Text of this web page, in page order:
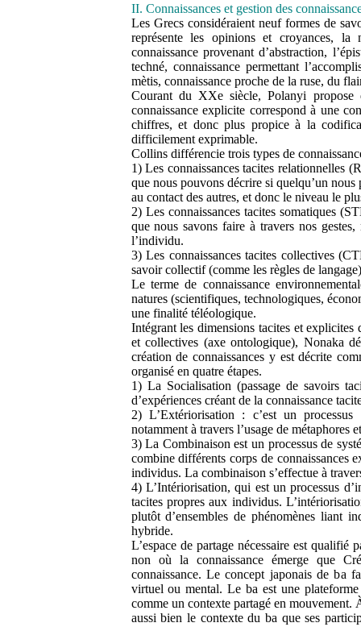
II. Connaissances et gestion des
Les Grecs considéraient neuf formes de
représente les opinions et croyances,
connaissance provenant d’abstraction,
techné, connaissance permettant
mètis, connaissance proche de la ruse, du
Courant du XXe siècle, Polanyi propose
connaissance explicite correspond à une
chiffres, et donc plus propice à la
difficilement exprimable.
Collins différencie trois types de
1) Les connaissances tacites relationnelles
que nous pouvons décrire si quelqu’un
au contact des autres, et donc le niveau le
2) Les connaissances tacites somatiques
que nous savons faire à travers nos
l’individu.
3) Les connaissances tacites collectives
savoir collectif (comme les règles de
Le terme de connaissance
natures (scientifiques, technologiques,
une finalité téléologique.
Intégrant les dimensions tacites et
et collectives (axe ontologique), Nonaka
création de connaissances y est décrite
organisé en quatre étapes.
1) La Socialisation (passage de savoirs
d’expériences créant de la connaissance
2) L’Extériorisation : c’est un
notamment à travers l’usage de métaphores
3) La Combinaison est un processus de
combine différents corps de connaissances
individus. La combinaison s’effectue à
4) L’Intériorisation, qui est un processus
tacites propres aux individus.
plutôt d’ensembles de phénomènes liant
hybride.
L’espace de partage nécessaire est
non où la connaissance émerge que
connaissance. Le concept japonais de ba
virtuel ou mental. Le ba est une
comme un contexte partagé en mouvement.
aussi bien le contexte du ba que ses